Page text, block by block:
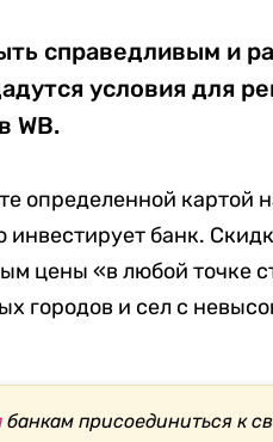
справедливым и
условия для
WB.
определенной картой
банк.
цены «в любой точке
городов и сел с
банкам присоединиться к